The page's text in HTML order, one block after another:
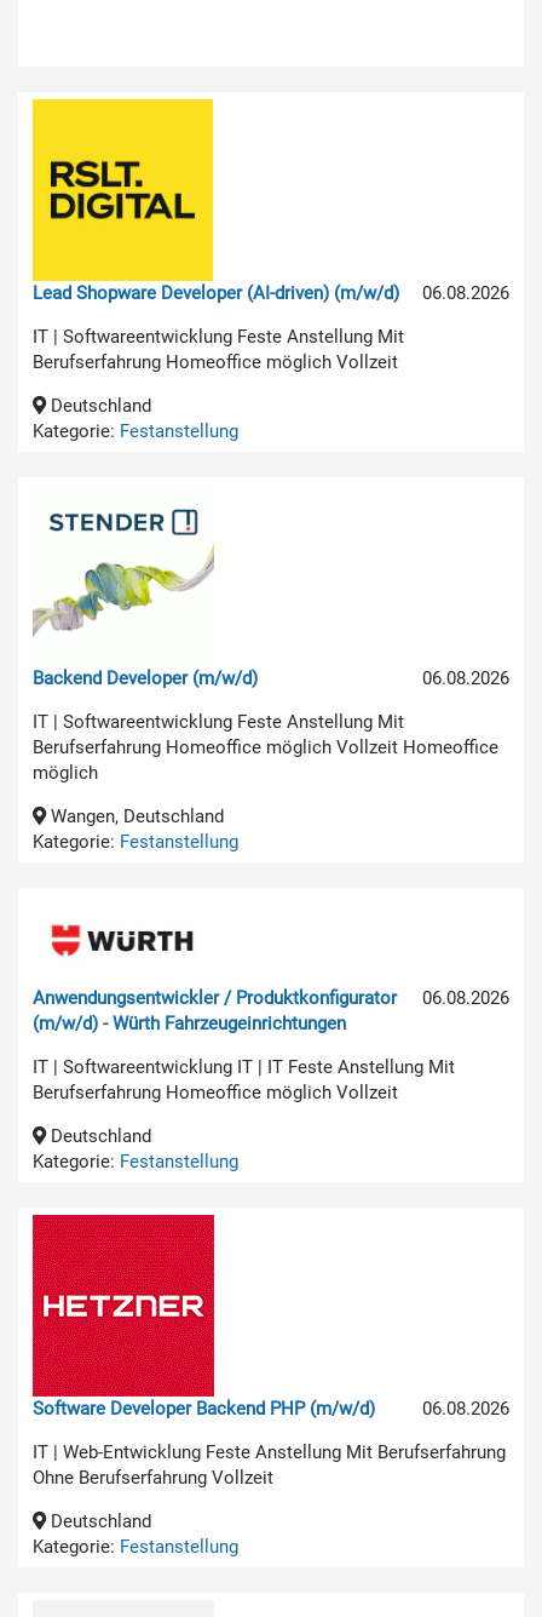
06.08.2026
Lead Shopware Developer (AI-driven) (m/w/d)
IT | Softwareentwicklung Feste Anstellung Mit
Berufserfahrung Homeoffice möglich Vollzeit
Deutschland
Kategorie: Festanstellung
06.08.2026
Backend Developer (m/w/d)
IT | Softwareentwicklung Feste Anstellung Mit
Berufserfahrung Homeoffice möglich Vollzeit Homeoffice
möglich
Wangen, Deutschland
Kategorie: Festanstellung
06.08.2026
Anwendungsentwickler / Produktkonfigurator
(m/w/d) - Würth Fahrzeugeinrichtungen
IT | Softwareentwicklung IT | IT Feste Anstellung Mit
Berufserfahrung Homeoffice möglich Vollzeit
Deutschland
Kategorie: Festanstellung
06.08.2026
Software Developer Backend PHP (m/w/d)
IT | Web-Entwicklung Feste Anstellung Mit Berufserfahrung
Ohne Berufserfahrung Vollzeit
Deutschland
Kategorie: Festanstellung